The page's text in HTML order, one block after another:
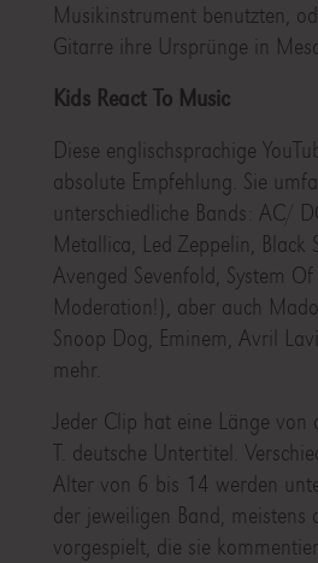
Musikinstrument benutzten,
Gitarre ihre Ursprünge in
Kids React To Music
Diese englischsprachige
absolute Empfehlung. Sie
unterschiedliche Bands: AC/
Metallica, Led Zeppelin, Black
Avenged Sevenfold, System
Moderation!), aber auch
Snoop Dog, Eminem, Avril
mehr.
Jeder Clip hat eine Länge von
T. deutsche Untertitel.
Alter von 6 bis 14 werden
der jeweiligen Band, meistens
vorgespielt, die sie